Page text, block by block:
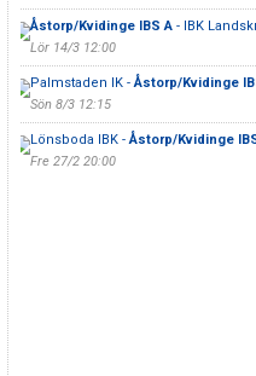
Åstorp/Kvidinge IBS A- IBK
Lör 14/3 12:00
Palmstaden IK -Åstorp/Kvidinge
Sön 8/3 12:15
Lönsboda IBK -Åstorp/Kvidinge
Fre 27/2 20:00